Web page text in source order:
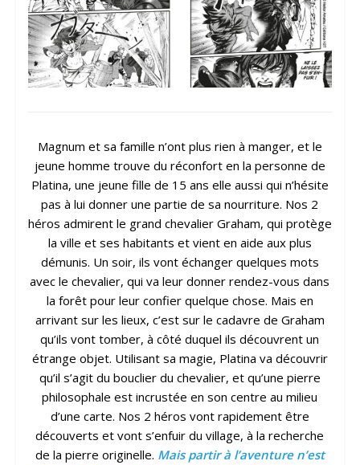
Magnum et sa famille n’ont plus rien à manger, et le
jeune homme trouve du réconfort en la personne de
Platina, une jeune fille de 15 ans elle aussi qui n’hésite
pas à lui donner une partie de sa nourriture. Nos 2
héros admirent le grand chevalier Graham, qui protège
la ville et ses habitants et vient en aide aux plus
démunis. Un soir, ils vont échanger quelques mots
avec le chevalier, qui va leur donner rendez-vous dans
la forêt pour leur confier quelque chose. Mais en
arrivant sur les lieux, c’est sur le cadavre de Graham
qu’ils vont tomber, à côté duquel ils découvrent un
étrange objet. Utilisant sa magie, Platina va découvrir
qu’il s’agit du bouclier du chevalier, et qu’une pierre
philosophale est incrustée en son centre au milieu
d’une carte. Nos 2 héros vont rapidement être
découverts et vont s’enfuir du village, à la recherche
de la pierre originelle. Mais partir à l’aventure n’est